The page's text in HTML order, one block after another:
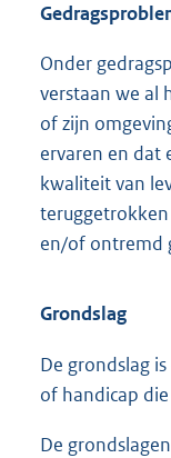
Onder
verstaan we al
of zijn
ervaren en dat
kwaliteit van
teruggetrokken
en/of ontremd
Grondslag
De grondslag
of handicap
De